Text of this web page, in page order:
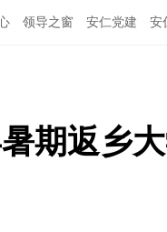
领导之窗 安仁党建 安
期返乡